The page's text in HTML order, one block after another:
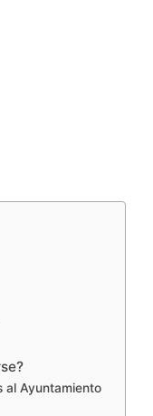
al Ayuntamiento